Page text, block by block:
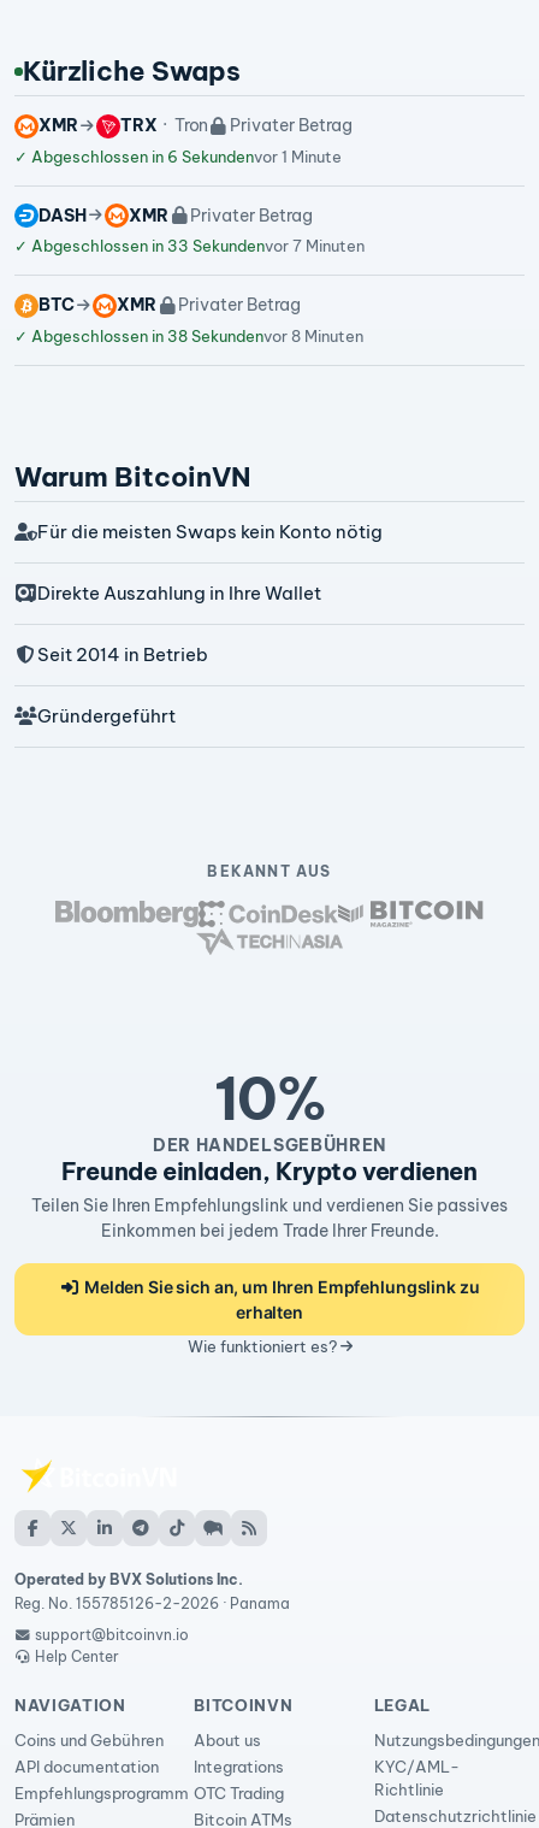
Kürzliche Swaps
XMR TRX Tron Privater Betrag
✓ Abgeschlossen in 6 Sekundenvor 1 Minute
DASH XMR Privater Betrag
✓ Abgeschlossen in 33 Sekundenvor 7 Minuten
BTC XMR Privater Betrag
✓ Abgeschlossen in 38 Sekundenvor 8 Minuten
Warum BitcoinVN
Für die meisten Swaps kein Konto nötig
Direkte Auszahlung in Ihre Wallet
Seit 2014 in Betrieb
Gründergeführt
BEKANNT AUS
10%
DER HANDELSGEBÜHREN
Freunde einladen, Krypto verdienen
Teilen Sie Ihren Empfehlungslink und verdienen Sie passives
Einkommen bei jedem Trade Ihrer Freunde.
Melden Sie sich an, um Ihren Empfehlungslink zu
erhalten
Wie funktioniert es?
Operated by BVX Solutions Inc.
Reg. No. 155785126-2-2026 · Panama
support@bitcoinvn.io
Help Center
NAVIGATION
Coins und Gebühren
API documentation
Empfehlungsprogramm
Prämien
BITCOINVN
About us
Integrations
OTC Trading
Bitcoin ATMs
LEGAL
Nutzungsbedingungen
KYC/AML-
Richtlinie
Datenschutzrichtlinie